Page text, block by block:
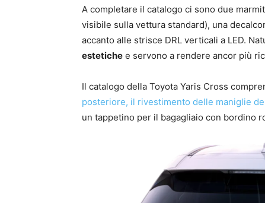
A completare il catalogo ci sono due
visibile sulla vettura standard), una
accanto alle strisce DRL verticali a LED.
estetiche e servono a rendere ancor più
Il catalogo della Toyota Yaris Cross
posteriore, il rivestimento delle maniglie
un tappetino per il bagagliaio con bordino